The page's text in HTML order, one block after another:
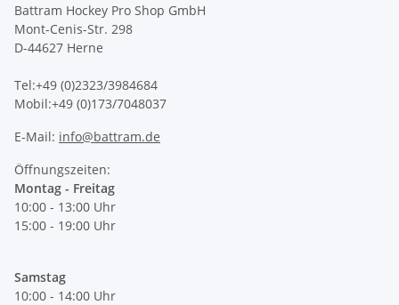
Battram Hockey Pro Shop GmbH
Mont-Cenis-Str. 298
D-44627 Herne
Tel:+49 (0)2323/3984684
Mobil:+49 (0)173/7048037
E-Mail: info@battram.de
Öffnungszeiten:
Montag - Freitag
10:00 - 13:00 Uhr
15:00 - 19:00 Uhr
Samstag
10:00 - 14:00 Uhr